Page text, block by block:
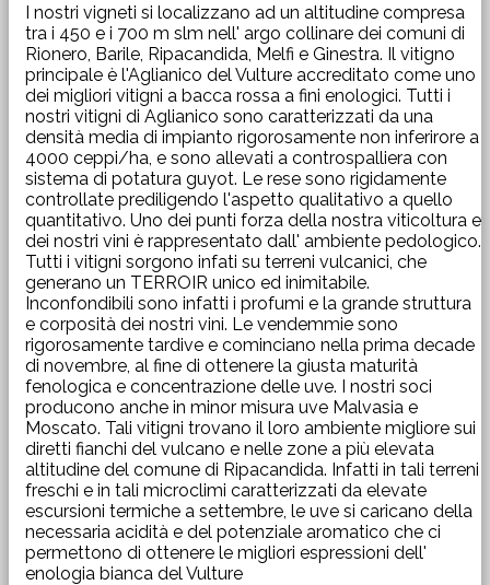
I nostri vigneti si localizzano ad un altitudine compresa
tra i 450 e i 700 m slm nell' argo collinare dei comuni di
Rionero, Barile, Ripacandida, Melfi e Ginestra. Il vitigno
principale è l'Aglianico del Vulture accreditato come uno
dei migliori vitigni a bacca rossa a fini enologici. Tutti i
nostri vitigni di Aglianico sono caratterizzati da una
densità media di impianto rigorosamente non inferirore a
4000 ceppi/ha, e sono allevati a controspalliera con
sistema di potatura guyot. Le rese sono rigidamente
controllate prediligendo l'aspetto qualitativo a quello
quantitativo. Uno dei punti forza della nostra viticoltura e
dei nostri vini è rappresentato dall' ambiente pedologico.
Tutti i vitigni sorgono infati su terreni vulcanici, che
generano un TERROIR unico ed inimitabile.
Inconfondibili sono infatti i profumi e la grande struttura
e corposità dei nostri vini. Le vendemmie sono
rigorosamente tardive e cominciano nella prima decade
di novembre, al fine di ottenere la giusta maturità
fenologica e concentrazione delle uve. I nostri soci
producono anche in minor misura uve Malvasia e
Moscato. Tali vitigni trovano il loro ambiente migliore sui
diretti fianchi del vulcano e nelle zone a più elevata
altitudine del comune di Ripacandida. Infatti in tali terreni
freschi e in tali microclimi caratterizzati da elevate
escursioni termiche a settembre, le uve si caricano della
necessaria acidità e del potenziale aromatico che ci
permettono di ottenere le migliori espressioni dell'
enologia bianca del Vulture